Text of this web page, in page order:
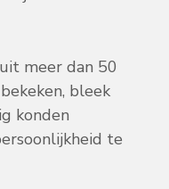
meer dan 50
bleek
konden
te